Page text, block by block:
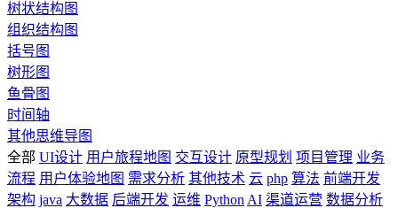
树状结构图
组织结构图
括号图
树形图
鱼骨图
时间轴
其他思维导图
全部 UI设计 用户旅程地图 交互设计 原型规划 项目管理 业务
流程 用户体验地图 需求分析 其他技术 云 php 算法 前端开发
架构 java 大数据 后端开发 运维 Python AI 渠道运营 数据分析